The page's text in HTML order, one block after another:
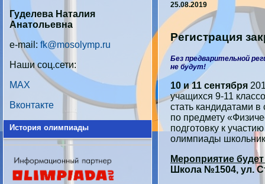
Гуделева Наталия
Анатольевна
e-mail: fk@mosolymp.ru
Наши соц.сети:
MAX
Вконтакте
История олимпиады
25.08.2019
Регистрация
Без предварительной
не будут!
10 и 11 сентября
учащихся 9-11
стать кандидатами
по предмету
подготовку к
олимпиады
Мероприятие
Школа №1504, ул.